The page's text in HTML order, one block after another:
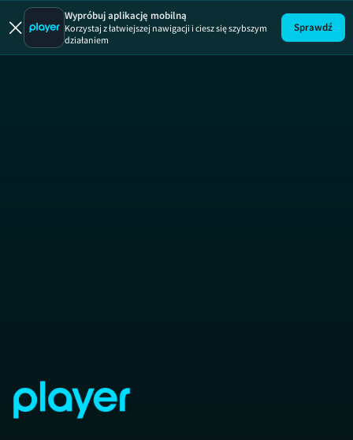
Świat
Wypróbuj aplikację mobilną
Korzystaj z łatwiejszej nawigacji i ciesz się szybszym
działaniem
Sprawdź